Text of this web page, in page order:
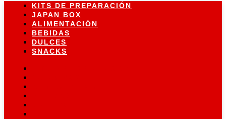
KITS DE PREPARACIÓN
JAPAN BOX
ALIMENTACIÓN
BEBIDAS
DULCES
SNACKS